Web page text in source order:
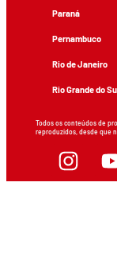
Paraná
Pernambuco
Rio de Janeiro
Rio Grande do
Todos os conteúdos de
reproduzidos, desde que